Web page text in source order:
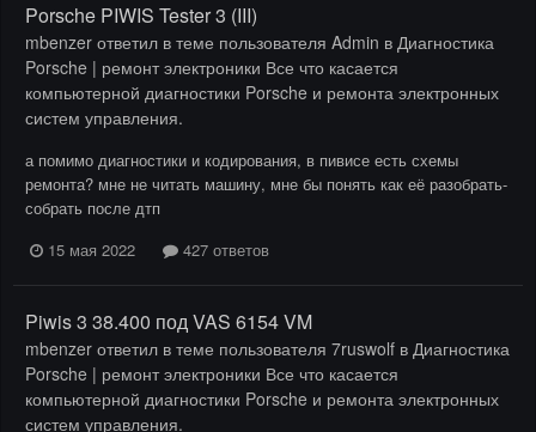
Porsche PIWIS Tester 3 (III)
mbenzer ответил в теме пользователя Admin в Диагностика
Porsche | ремонт электроники Все что касается
компьютерной диагностики Porsche и ремонта электронных
систем управления.
а помимо диагностики и кодирования, в пивисе есть схемы
ремонта? мне не читать машину, мне бы понять как её разобрать-
собрать после дтп
15 мая 2022
427 ответов
Piwis 3 38.400 под VAS 6154 VM
mbenzer ответил в теме пользователя 7ruswolf в Диагностика
Porsche | ремонт электроники Все что касается
компьютерной диагностики Porsche и ремонта электронных
систем управления.